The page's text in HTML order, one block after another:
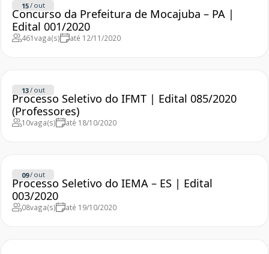
15/ out
Concurso da Prefeitura de Mocajuba – PA |
Edital 001/2020
461vaga(s) até 12/11/2020
13/ out
Processo Seletivo do IFMT | Edital 085/2020
(Professores)
10vaga(s) até 18/10/2020
09/ out
Processo Seletivo do IEMA – ES | Edital
003/2020
08vaga(s) até 19/10/2020